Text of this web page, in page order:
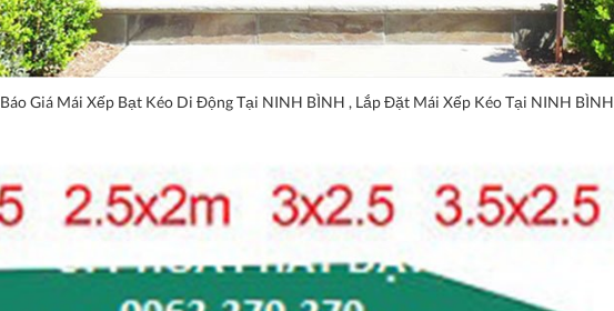
Báo Giá Mái Xếp Bạt Kéo Di Động Tại NINH BÌNH , Lắp Đặt Mái Xếp Kéo Tại NINH BÌNH